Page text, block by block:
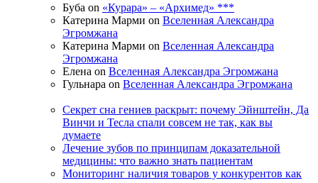
Буба on «Курара» – «Архимед» ***
Катерина Марми on Вселенная Александра
Эгромжана
Катерина Марми on Вселенная Александра
Эгромжана
Елена on Вселенная Александра Эгромжана
Гульнара on Вселенная Александра Эгромжана
Секрет сна гениев раскрыт: почему Эйнштейн, Да
Винчи и Тесла спали совсем не так, как вы
думаете
Лечение зубов по принципам доказательной
медицины: что важно знать пациентам
Мониторинг наличия товаров у конкурентов как